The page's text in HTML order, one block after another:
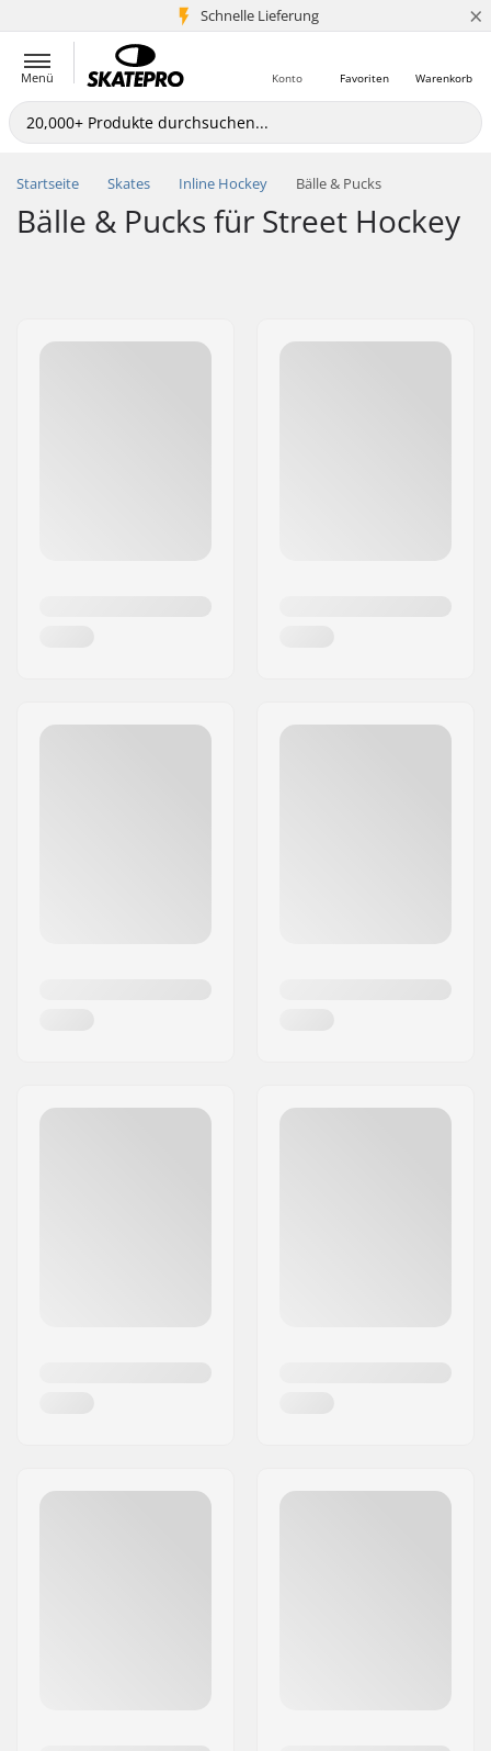
Schnelle Lieferung
5+ Mio. Kunden ×
Menü Warenkorb
Favoriten
Konto
Startseite Skates Inline Hockey Bälle & Pucks
Bälle & Pucks für Street Hockey